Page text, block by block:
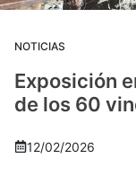
NOTICIAS
Exposición
de los 60
12/02/2026